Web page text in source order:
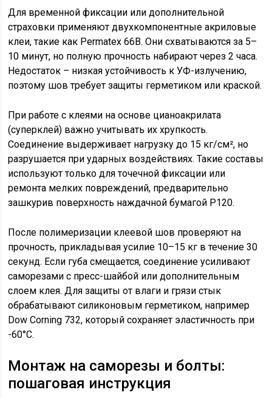
Для временной фиксации или дополнительной
страховки применяют двухкомпонентные акриловые
клеи, такие как Permatex 66B. Они схватываются за 5–
10 минут, но полную прочность набирают через 2 часа.
Недостаток – низкая устойчивость к УФ-излучению,
поэтому шов требует защиты герметиком или краской.
При работе с клеями на основе цианоакрилата
(суперклей) важно учитывать их хрупкость.
Соединение выдерживает нагрузку до 15 кг/см², но
разрушается при ударных воздействиях. Такие составы
используют только для точечной фиксации или
ремонта мелких повреждений, предварительно
зашкурив поверхность наждачной бумагой P120.
После полимеризации клеевой шов проверяют на
прочность, прикладывая усилие 10–15 кг в течение 30
секунд. Если губа смещается, соединение усиливают
саморезами с пресс-шайбой или дополнительным
слоем клея. Для защиты от влаги и грязи стык
обрабатывают силиконовым герметиком, например
Dow Corning 732, который сохраняет эластичность при
-60°C.
Монтаж на саморезы и болты:
пошаговая инструкция